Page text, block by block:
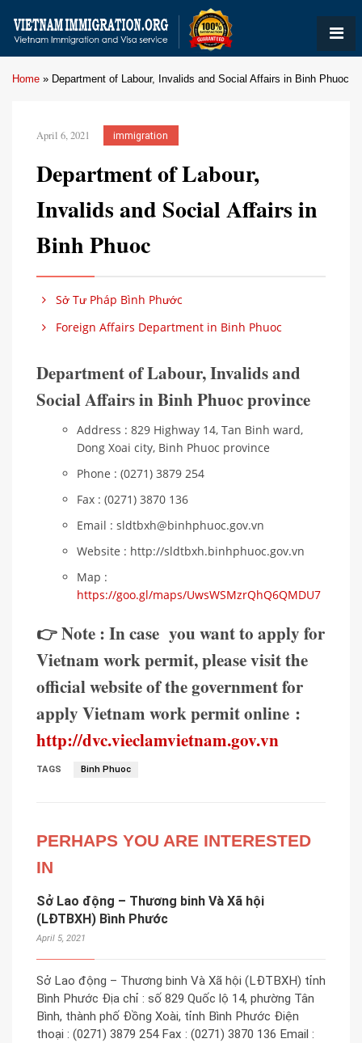
Home » Department of Labour, Invalids and Social Affairs in Binh Phuoc
April 6, 2021 immigration
Department of Labour,
Invalids and Social Affairs in
Binh Phuoc
Sở Tư Pháp Bình Phước
Foreign Affairs Department in Binh Phuoc
Department of Labour, Invalids and
Social Affairs in Binh Phuoc province
Address : 829 Highway 14, Tan Binh ward,
Dong Xoai city, Binh Phuoc province
Phone : (0271) 3879 254
Fax : (0271) 3870 136
Email : sldtbxh@binhphuoc.gov.vn
Website : http://sldtbxh.binhphuoc.gov.vn
Map :
https://goo.gl/maps/UwsWSMzrQhQ6QMDU7
👉 Note : In case you want to apply for
Vietnam work permit, please visit the
official website of the government for
apply Vietnam work permit online :
http://dvc.vieclamvietnam.gov.vn
TAGS Binh Phuoc
PERHAPS YOU ARE INTERESTED
IN
Sở Lao động – Thương binh Và Xã hội
(LĐTBXH) Bình Phước
April 5, 2021
Sở Lao động – Thương binh Và Xã hội (LĐTBXH) tỉnh
Bình Phước Địa chỉ : số 829 Quốc lộ 14, phường Tân
Bình, thành phố Đồng Xoài, tỉnh Bình Phước Điện
thoại : (0271) 3879 254 Fax : (0271) 3870 136 Email :